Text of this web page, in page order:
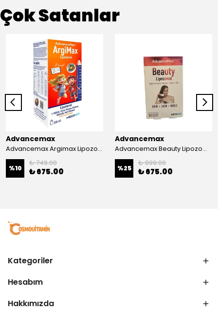
Çok Satanlar
Advancemax
Advancemax Argimax Lipozomal Sıvı 150 ml 8684375607587
%10
₺ 749.00
₺ 675.00
Advancemax
Advancemax Beauty Lipozomal Hyalüronik Asit Keratin Biotin Zn 30 Kapsül 8684375607556
%25
₺ 899.00
₺ 675.00
Kategoriler
Hesabım
Hakkımızda